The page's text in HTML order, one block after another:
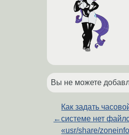
Вы не можете
←
Как задать
системе нет
«usr/share/